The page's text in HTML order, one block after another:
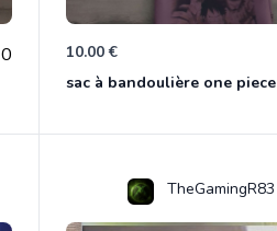
0 10.00 €
sac à bandoulière one piece
TheGamingR83